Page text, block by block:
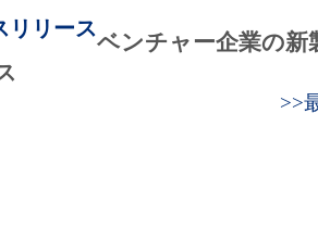
リリース
ベンチャー企業の新
>>